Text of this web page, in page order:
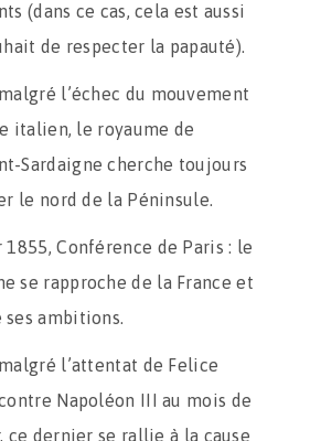
(dans ce cas, cela est aussi
de respecter la papauté).
l’échec du mouvement
italien, le royaume de
Sardaigne cherche toujours
le nord de la Péninsule.
1855, Conférence de Paris : le
se rapproche de la France et
ses ambitions.
l’attentat de Felice
Napoléon III au mois de
ce dernier se rallie à la cause